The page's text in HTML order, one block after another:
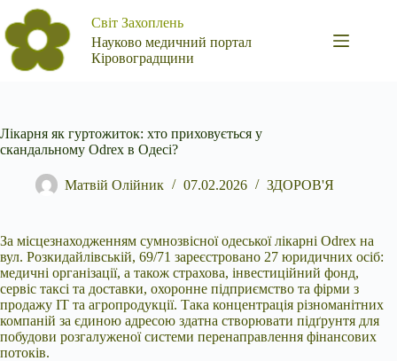
Перейти
до
вмісту
Світ Захоплень
Науково медичний портал
Кіровоградщини
Лікарня як гуртожиток: хто приховується у
скандальному Odrex в Одесі?
Матвій Олійник 07.02.2026 ЗДОРОВ'Я
За місцезнаходженням сумнозвісної одеської лікарні Odrex на
вул. Розкидайлівській, 69/71 зареєстровано 27 юридичних осіб:
медичні організації, а також страхова, інвестиційний фонд,
сервіс таксі та доставки, охоронне підприємство та фірми з
продажу IT та агропродукції. Така концентрація різноманітних
компаній за єдиною адресою здатна створювати підґрунтя для
побудови розгалуженої системи перенаправлення фінансових
потоків.